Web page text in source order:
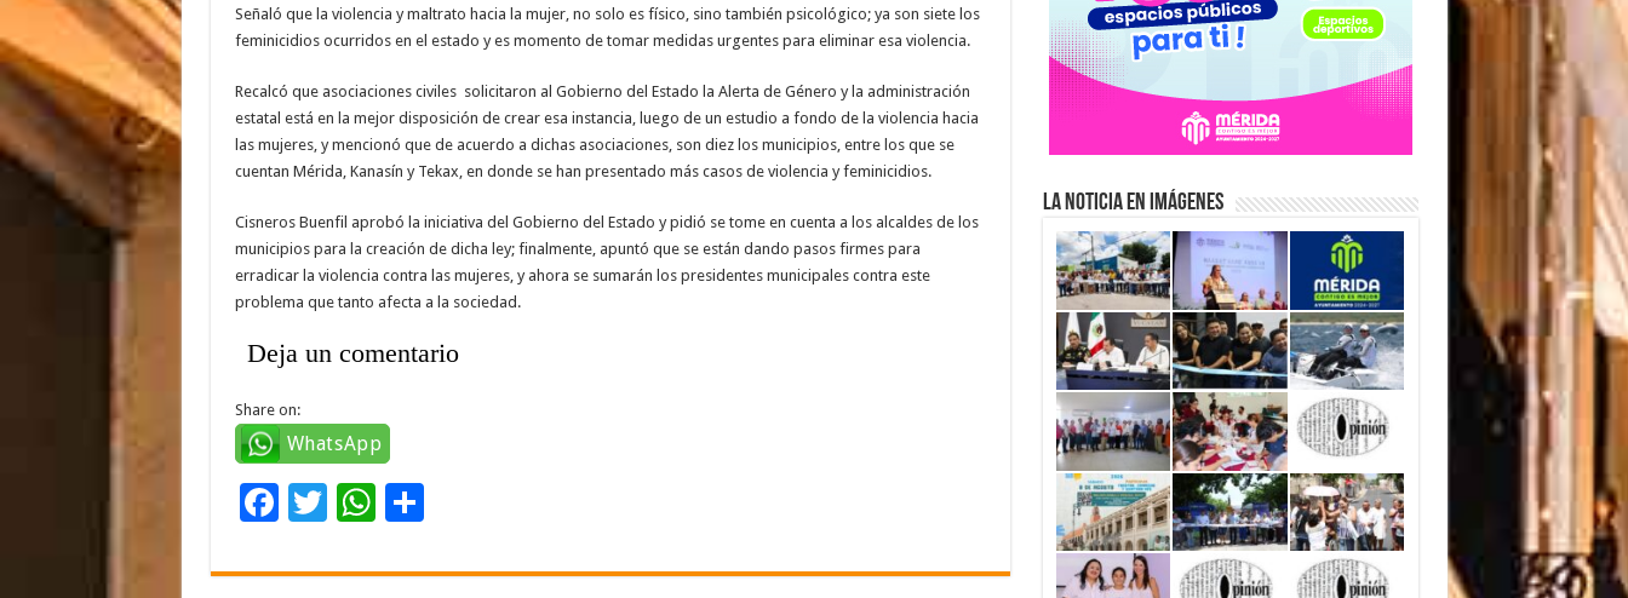
Señaló que la violencia y maltrato hacia la mujer, no solo es físico, sino también psicológico; ya son siete los
feminicidios ocurridos en el estado y es momento de tomar medidas urgentes para eliminar esa violencia.
Recalcó que asociaciones civiles solicitaron al Gobierno del Estado la Alerta de Género y la administración
estatal está en la mejor disposición de crear esa instancia, luego de un estudio a fondo de la violencia hacia
las mujeres, y mencionó que de acuerdo a dichas asociaciones, son diez los municipios, entre los que se
cuentan Mérida, Kanasín y Tekax, en donde se han presentado más casos de violencia y feminicidios.
Cisneros Buenfil aprobó la iniciativa del Gobierno del Estado y pidió se tome en cuenta a los alcaldes de los
municipios para la creación de dicha ley; finalmente, apuntó que se están dando pasos firmes para
erradicar la violencia contra las mujeres, y ahora se sumarán los presidentes municipales contra este
problema que tanto afecta a la sociedad.
Deja un comentario
Share on:
WhatsApp
F
e
T
tt
W
at
C
m
La Noticia en Imágenes